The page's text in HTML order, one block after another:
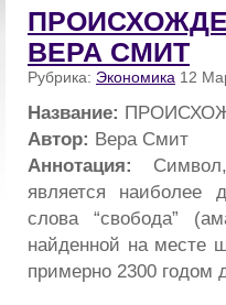
ВЕРА СМИТ
Рубрика: Экономика 12
Название:
Автор: Вера Смит
Аннотация:
является наиболее
слова “свобода”
найденной на месте
примерно 2300 годом